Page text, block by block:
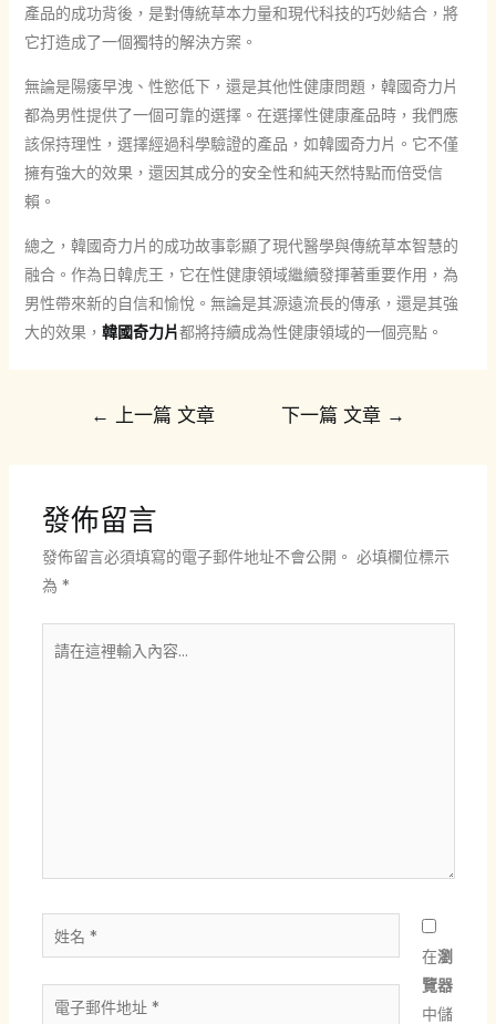
產品的成功背後，是對傳統草本力量和現代科技的巧妙結合，將
它打造成了一個獨特的解決方案。
無論是陽痿早洩、性慾低下，還是其他性健康問題，韓國奇力片
都為男性提供了一個可靠的選擇。在選擇性健康產品時，我們應
該保持理性，選擇經過科學驗證的產品，如韓國奇力片。它不僅
擁有強大的效果，還因其成分的安全性和純天然特點而倍受信
賴。
總之，韓國奇力片的成功故事彰顯了現代醫學與傳統草本智慧的
融合。作為日韓虎王，它在性健康領域繼續發揮著重要作用，為
男性帶來新的自信和愉悅。無論是其源遠流長的傳承，還是其強
大的效果， 韓國奇力片都將持續成為性健康領域的一個亮點。
← 上一篇 文章 下一篇 文章 →
發佈留言
發佈留言必須填寫的電子郵件地址不會公開。 必填欄位標示
為 *
在
名
*
電
在瀏
覽器
中儲